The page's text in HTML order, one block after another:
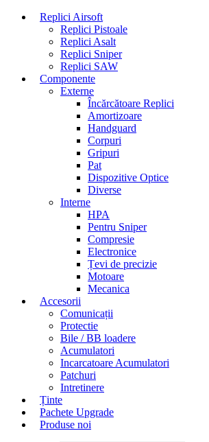
Replici Airsoft
Replici Pistoale
Replici Asalt
Replici Sniper
Replici SAW
Componente
Externe
Încărcătoare Replici
Amortizoare
Handguard
Corpuri
Gripuri
Pat
Dispozitive Optice
Diverse
Interne
HPA
Pentru Sniper
Compresie
Electronice
Țevi de precizie
Motoare
Mecanica
Accesorii
Comunicații
Protectie
Bile / BB loadere
Acumulatori
Incarcatoare Acumulatori
Patchuri
Intretinere
Ținte
Pachete Upgrade
Produse noi